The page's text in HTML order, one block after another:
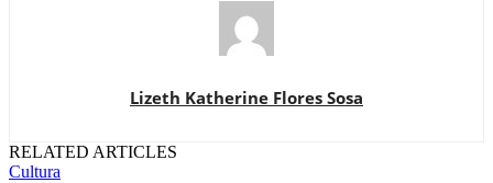
Lizeth Katherine Flores Sosa
RELATED ARTICLES
Cultura